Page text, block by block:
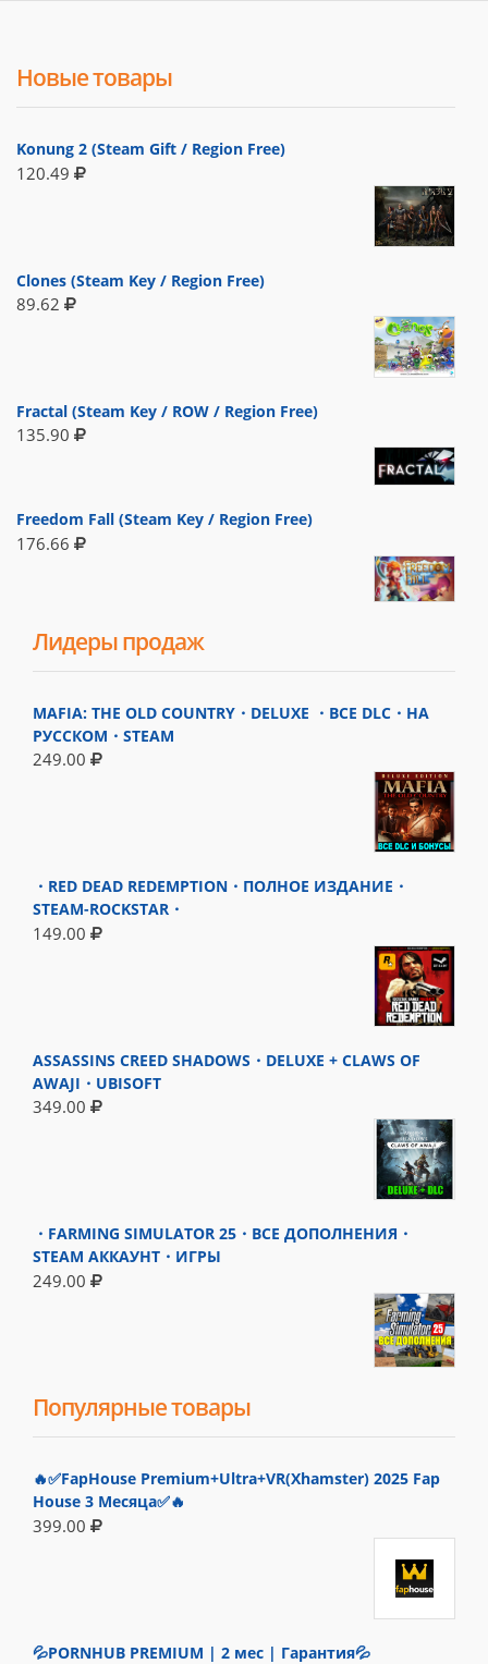
Новые товары
Konung 2 (Steam Gift / Region Free)
120.49
Clones (Steam Key / Region Free)
89.62
Fractal (Steam Key / ROW / Region Free)
135.90
Freedom Fall (Steam Key / Region Free)
176.66
Лидеры продаж
MAFIA: THE OLD COUNTRY・DELUXE ・ВСЕ DLC・НА
РУССКОМ・STEAM
249.00
・RED DEAD REDEMPTION・ПОЛНОЕ ИЗДАНИЕ・
STEAM-ROCKSTAR・
149.00
ASSASSINS CREED SHADOWS・DELUXE + CLAWS OF
AWAJI・UBISOFT
349.00
・FARMING SIMULATOR 25・ВСЕ ДОПОЛНЕНИЯ・
STEAM АККАУНТ・ИГРЫ
249.00
Популярные товары
🔥✅FapHouse Premium+Ultra+VR(Xhamster) 2025 Fap
House 3 Месяца✅🔥
399.00
💦PORNHUB PREMIUM | 2 мес | Гарантия💦